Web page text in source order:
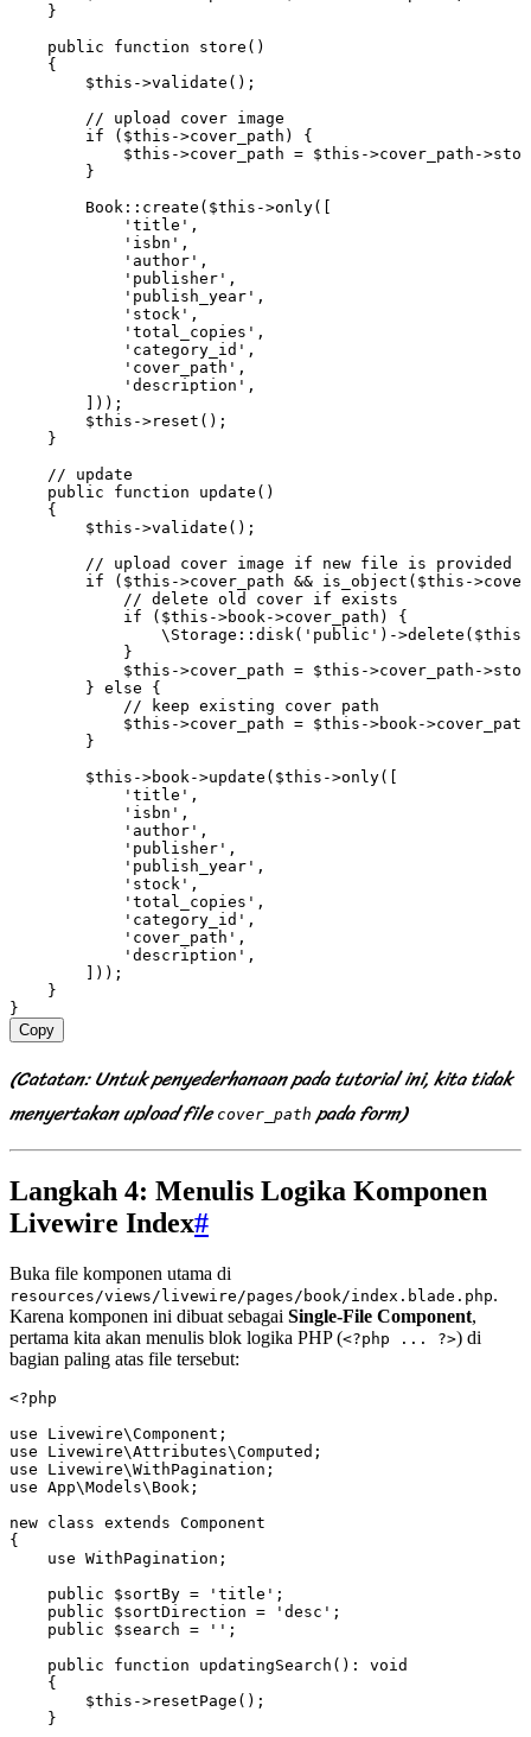
    }
    public
function store ()
    {
        $this
->validate () ;
        // upload cover image
        if
( $this ->cover_path) {
            $this
->cover_path = $this ->cover_path ->
        }
        Book
:: create ( $this ->only(
            'title'
,
            'isbn'
,
            'author'
,
            'publisher'
,
            'publish_year'
,
            'stock'
,
            'total_copies'
,
            'category_id'
,
            'cover_path'
,
            'description'
,
)) ;
        $this
->reset () ;
    }
    // update
    public
function update ()
    {
        $this
->validate () ;
        // upload cover image if new file is provided
        if
( $this ->cover_path && is_object ( $this ->
            // delete old cover if exists
            if
( $this ->book ->cover_path) {
                \
Storage :: disk ( 'public' ) ->delete ( $this
            }
            $this
->cover_path = $this ->cover_path ->
        }
else {
            // keep existing cover path
            $this
->cover_path = $this ->book ->
        }
        $this
->book ->update ( $this ->only(
            'title'
,
            'isbn'
,
            'author'
,
            'publisher'
,
            'publish_year'
,
            'stock'
,
            'total_copies'
,
            'category_id'
,
            'cover_path'
,
            'description'
,
)) ;
    }
}
Copy
(Catatan: Untuk penyederhanaan pada tutorial ini, kita tidak
menyertakan upload file cover_path pada form)
Langkah 4: Menulis Logika Komponen
Livewire Index#
Buka file komponen utama di
resources/views/livewire/pages/book/index.blade.php.
Karena komponen ini dibuat sebagai Single-File Component,
pertama kita akan menulis blok logika PHP (<?php ... ?>) di
bagian paling atas file tersebut:
<?php
use Livewire\Component ;
use Livewire\Attributes\Computed ;
use Livewire\WithPagination ;
use App\Models\ Book ;
new class extends Component
{
    use
WithPagination ;
    public
$sortBy = 'title' ;
    public
$sortDirection = 'desc' ;
    public
$search = '' ;
    public
function updatingSearch () :
void
    {
        $this
->resetPage () ;
    }